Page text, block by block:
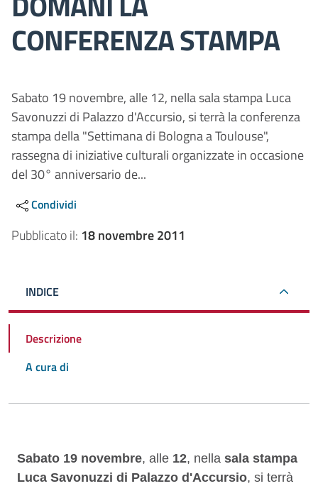
CONFERENZA STAMPA
Sabato 19 novembre, alle 12, nella sala stampa Luca
Savonuzzi di Palazzo d'Accursio, si terrà la conferenza
stampa della "Settimana di Bologna a Toulouse",
rassegna di iniziative culturali organizzate in occasione
del 30° anniversario de...
Condividi
Pubblicato il: 18 novembre 2011
INDICE
Descrizione
A cura di
Descrizione
Sabato 19 novembre, alle 12, nella sala stampa
Luca Savonuzzi di Palazzo d'Accursio, si terrà